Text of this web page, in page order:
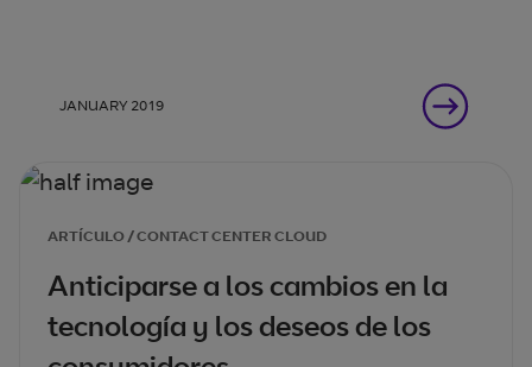
JANUARY 2019
ARTÍCULO / CONTACT CENTER CLOUD
Anticiparse a los cambios en la
tecnología y los deseos de los